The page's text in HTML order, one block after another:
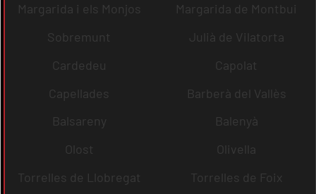
Margarida i els Monjos
Margarida de Montbui
Sobremunt
Julià de Vilatorta
Cardedeu
Capolat
Capellades
Barberà del Vallès
Balsareny
Balenyà
Olost
Olivella
Torrelles de Llobregat
Torrelles de Foix